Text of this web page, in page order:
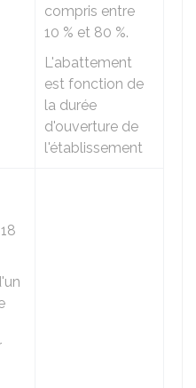
compris entre
10 % et 80 %.
L'abattement
est fonction de
la durée
d'ouverture de
l'établissement